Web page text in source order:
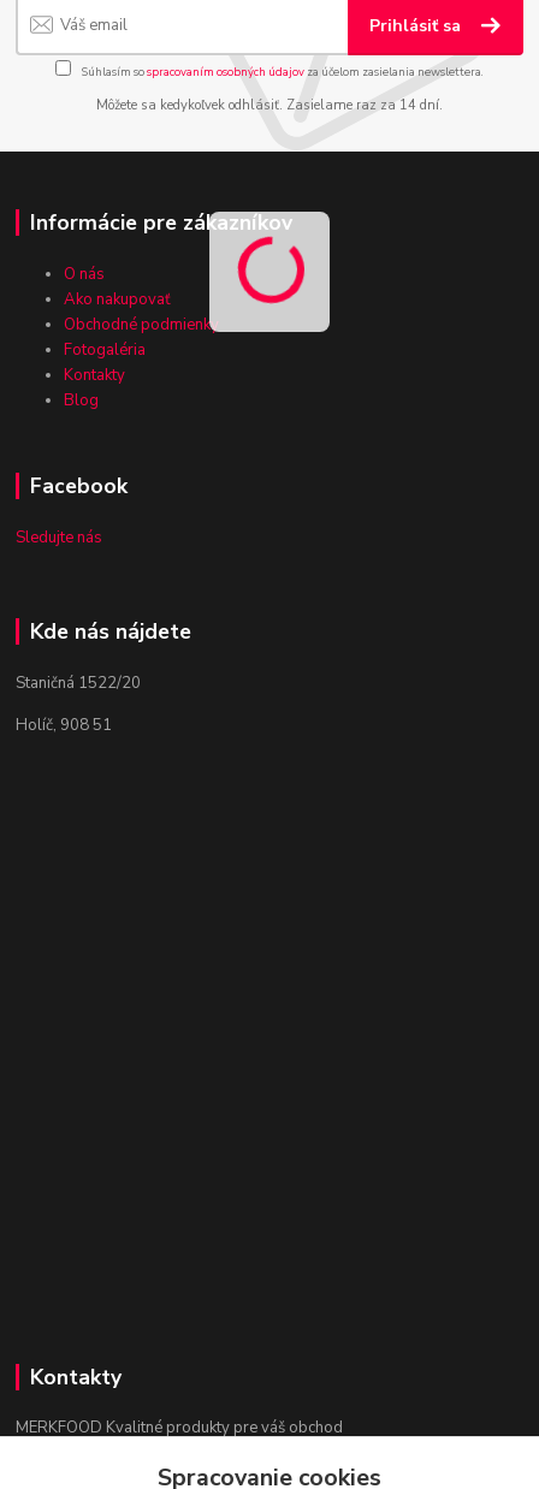
Prihlásiť sa
Súhlasím sospracovaním osobných údajov za účelom zasielania newslettera.
Môžete sa kedykoľvek odhlásiť. Zasielame raz za 14 dní.
Informácie pre zákazníkov
O nás
Ako nakupovať
Obchodné podmienky
Fotogaléria
Kontakty
Blog
Facebook
Sledujte nás
Kde nás nájdete
Staničná 1522/20
Holíč, 908 51
Kontakty
MERKFOOD Kvalitné produkty pre váš obchod
Ing. Lenka MokrošováSpracovanie cookies